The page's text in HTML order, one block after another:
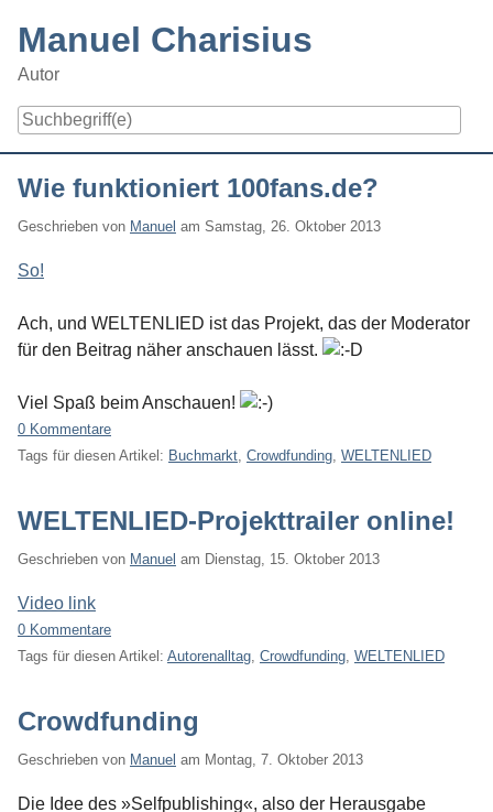
content
Manuel Charisius
Autor
Wie funktioniert 100fans.de?
Geschrieben von Manuel am Samstag, 26. Oktober 2013
So!
Ach, und WELTENLIED ist das Projekt, das der Moderator
für den Beitrag näher anschauen lässt.
Viel Spaß beim Anschauen!
0 Kommentare
Tags für diesen Artikel: Buchmarkt Crowdfunding WELTENLIED
WELTENLIED-Projekttrailer online!
Geschrieben von Manuel am Dienstag, 15. Oktober 2013
Video link
0 Kommentare
Tags für diesen Artikel: Autorenalltag Crowdfunding WELTENLIED
Crowdfunding
Geschrieben von Manuel am Montag, 7. Oktober 2013
Die Idee des »Selfpublishing«, also der Herausgabe